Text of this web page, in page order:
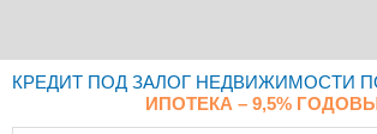
КРЕДИТ ПОД ЗАЛОГ НЕДВИЖИМОСТИ
ИПОТЕКА – 9,5%